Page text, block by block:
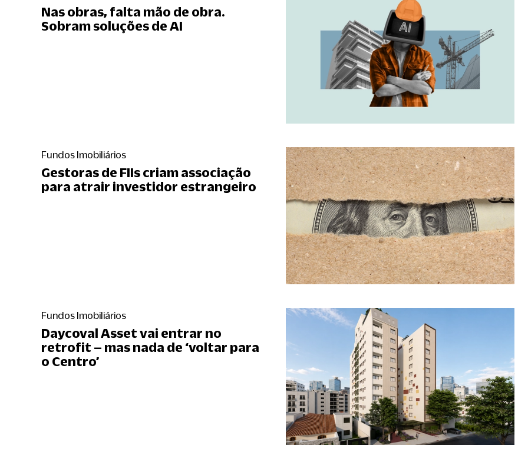
Nas obras, falta mão de obra.
Sobram soluções de AI
Fundos Imobiliários
Gestoras de FIIs criam associação
para atrair investidor estrangeiro
Fundos Imobiliários
Daycoval Asset vai entrar no
retrofit – mas nada de ‘voltar para
o Centro’